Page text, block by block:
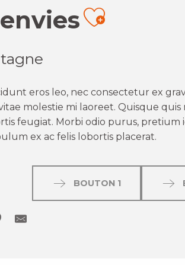
eros leo, nec consectetur ex
molestie mi laoreet. Quisque quis
feugiat. Morbi odio purus, pretium
ex ac felis lobortis placerat.
BOUTON 1